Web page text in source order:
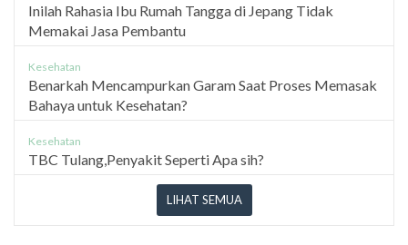
Inilah Rahasia Ibu Rumah Tangga di Jepang Tidak
Memakai Jasa Pembantu
Kesehatan
Benarkah Mencampurkan Garam Saat Proses Memasak
Bahaya untuk Kesehatan?
Kesehatan
TBC Tulang,Penyakit Seperti Apa sih?
LIHAT SEMUA